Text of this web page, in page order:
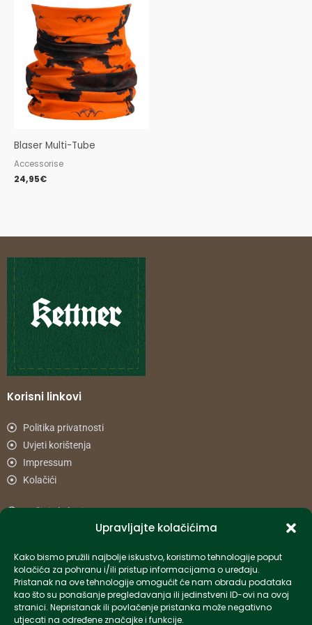
Upravljajte kolačićima
Kako bismo pružili najbolje iskustvo, koristimo tehnologije poput
kolačića za pohranu i/ili pristup informacijama o uređaju.
Pristanak na ove tehnologije omogućit će nam obradu podataka
kao što su ponašanje pregledavanja ili jedinstveni ID-ovi na ovoj
stranici. Nepristanak ili povlačenje pristanka može negativno
utjecati na određene značajke i funkcije.
Blaser Multi-Tube
Accessorise
24,95€
Korisni linkovi
Politika privatnosti
Uvjeti korištenja
Impressum
Kolačići
Načini plaćanja
Informacije
info-hr@kettner.com